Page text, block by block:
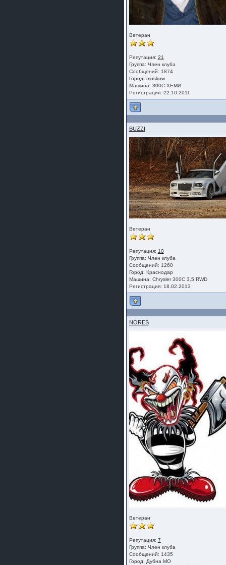
Ветеран
Репутация: 21
Группа: Член клуба
Сообщений: 1874
Город: moskow
Машина: 300С ХЕМИ
Регистрация: 22.10.2011
BUZZI
Ветеран
Репутация: 10
Группа: Член клуба
Сообщений: 1260
Город: Краснодар
Машина: Chrysler 300C 3,5 RWD
Регистрация: 18.02.2013
NORES
Ветеран
Репутация: 7
Группа: Член клуба
Сообщений: 1435
Город: Дубна МО